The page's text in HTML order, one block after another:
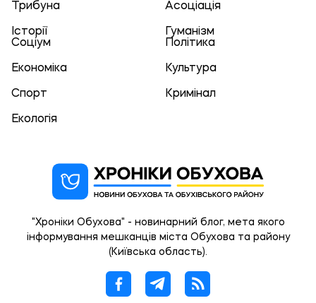
Трибуна Асоціація
Історії
Гуманізм
Соціум
Політика
Економіка Культура
Спорт Кримінал
Екологія
"Хроніки Обухова" - новинарний блог, мета якого
інформування мешканців міста Обухова та району
(Київська область).